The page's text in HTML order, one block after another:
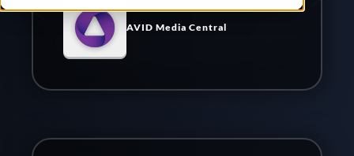
AVID Media Central